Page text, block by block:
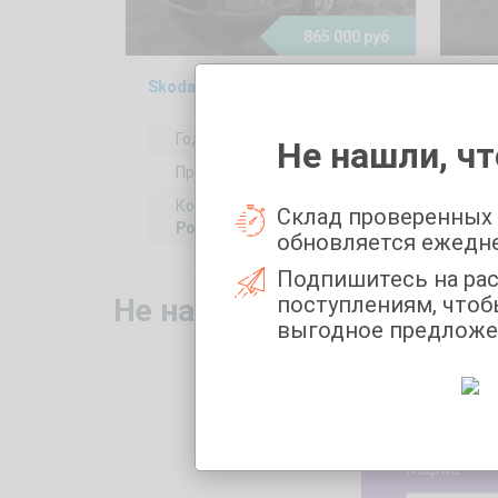
865 000 руб.
Skoda Octavia 1.8, 2013
Год выпуска:
Пробег:
216310 км
Коробка передач:
Робот
Не нашли то, что
Укажите
Марка
Не нашли,
Склад
обновляется
Подпишитесь на
поступлениям,
выгодное